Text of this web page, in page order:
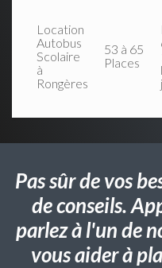
Location
Autobus
Scolaire
à
Rongères
53 à 65
Places
Pas sûr de vos
de conseils.
parlez à l'un de
vous aider à